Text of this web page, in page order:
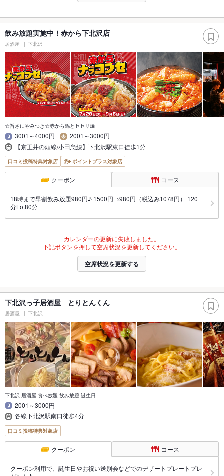
飲み放題実施中！赤から下北沢店
居酒屋 下北沢
☆旨さにやみつき☆赤から鍋とセセリ焼
3001～4000円
2001～3000円
【京王井の頭線/小田急線】下北沢駅東口徒歩1分
口コミ投稿特典対象店 ポイントプラス対象店
クーポン コース
18時まで早割飲み放題980円♪ 1500円→980円（税込み1078円） 120
分Lo.80分
カレンダーの更新に失敗しました。
下記ボタンを押して空席状況を更新してください。
空席状況を更新する
下北沢っ子居酒屋 とりとんくん
居酒屋 下北沢
下北沢 居酒屋 食べ放題 飲み放題 誕生日
2001～3000円
各線下北沢駅南口徒歩4分
口コミ投稿特典対象店
クーポン コース
クーポン利用で、誕生日やお祝い送別会などでのデザートプレートプレ